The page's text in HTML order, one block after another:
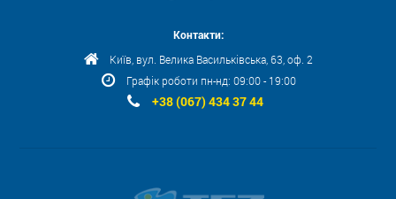
Контакти:
Київ, вул. Велика Васильківська, 63, оф. 2
Графік роботи пн-нд: 09:00 - 19:00
+38 (067) 434 37 44